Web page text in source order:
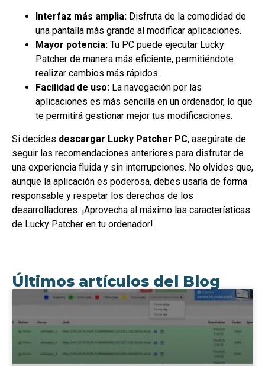
Interfaz más amplia: Disfruta de la comodidad de
una pantalla más grande al modificar aplicaciones.
Mayor potencia: Tu PC puede ejecutar Lucky
Patcher de manera más eficiente, permitiéndote
realizar cambios más rápidos.
Facilidad de uso: La navegación por las
aplicaciones es más sencilla en un ordenador, lo que
te permitirá gestionar mejor tus modificaciones.
Si decides descargar Lucky Patcher PC, asegúrate de
seguir las recomendaciones anteriores para disfrutar de
una experiencia fluida y sin interrupciones. No olvides que,
aunque la aplicación es poderosa, debes usarla de forma
responsable y respetar los derechos de los
desarrolladores. ¡Aprovecha al máximo las características
de Lucky Patcher en tu ordenador!
Últimos artículos del Blog